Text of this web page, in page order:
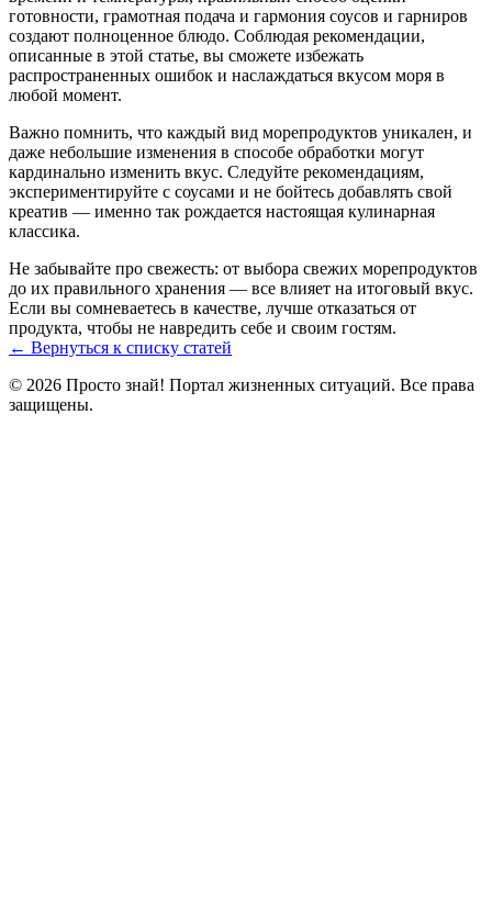
готовности, грамотная подача и гармония соусов и гарниров
создают полноценное блюдо. Соблюдая рекомендации,
описанные в этой статье, вы сможете избежать
распространенных ошибок и наслаждаться вкусом моря в
любой момент.
Важно помнить, что каждый вид морепродуктов уникален, и
даже небольшие изменения в способе обработки могут
кардинально изменить вкус. Следуйте рекомендациям,
экспериментируйте с соусами и не бойтесь добавлять свой
креатив — именно так рождается настоящая кулинарная
классика.
Не забывайте про свежесть: от выбора свежих морепродуктов
до их правильного хранения — все влияет на итоговый вкус.
Если вы сомневаетесь в качестве, лучше отказаться от
продукта, чтобы не навредить себе и своим гостям.
← Вернуться к списку статей
© 2026 Просто знай! Портал жизненных ситуаций. Все права
защищены.